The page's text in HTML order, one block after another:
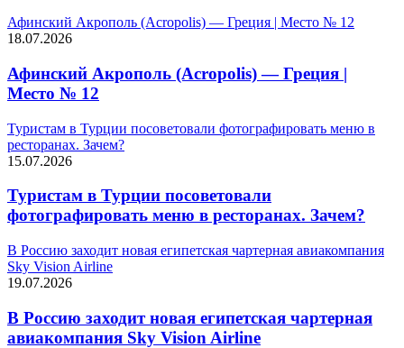
Афинский Акрополь (Acropolis) — Греция | Место № 12
18.07.2026
Афинский Акрополь (Acropolis) — Греция |
Место № 12
Туристам в Турции посоветовали фотографировать меню в
ресторанах. Зачем?
15.07.2026
Туристам в Турции посоветовали
фотографировать меню в ресторанах. Зачем?
В Россию заходит новая египетская чартерная авиакомпания
Sky Vision Airline
19.07.2026
В Россию заходит новая египетская чартерная
авиакомпания Sky Vision Airline